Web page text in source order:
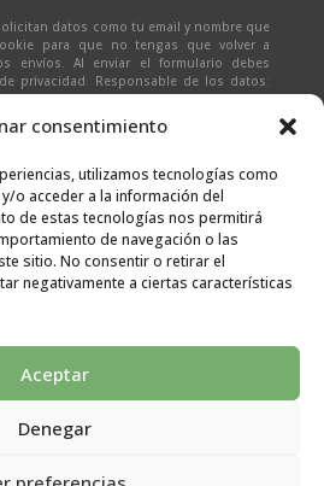
consentimiento
utilizamos tecnologías como
o acceder a la información del
de estas tecnologías nos permitirá
de navegación o las
sitio. No consentir o retirar el
negativamente a ciertas características
Aceptar
Denegar
datos como tu email y nombre que
para que no tengas que volver a
envíos. Al enviar el formulario debes
privacidad. Responsable de los datos:
responder a solicitudes del formulario |
expreso | Destinatario:
en cliente email) | Derechos: Tienes